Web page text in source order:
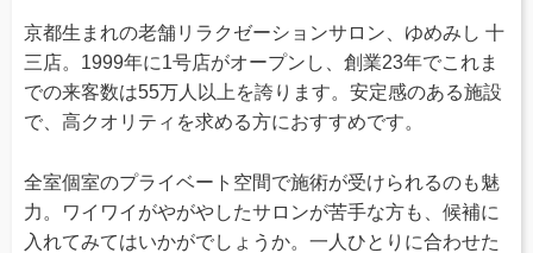
京都生まれの老舗リラクゼーションサロン、ゆめみし 十
三店。1999年に1号店がオープンし、創業23年でこれま
での来客数は55万人以上を誇ります。安定感のある施設
で、高クオリティを求める方におすすめです。
全室個室のプライベート空間で施術が受けられるのも魅
力。ワイワイがやがやしたサロンが苦手な方も、候補に
入れてみてはいかがでしょうか。一人ひとりに合わせた